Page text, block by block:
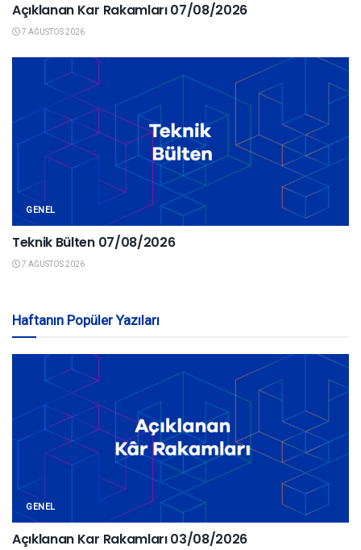
Açıklanan Kar Rakamları 07/08/2026
7 AĞUSTOS 2026
GENEL
Teknik Bülten 07/08/2026
7 AĞUSTOS 2026
Haftanın Popüler Yazıları
GENEL
Açıklanan Kar Rakamları 03/08/2026